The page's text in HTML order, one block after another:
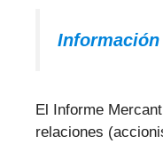
El Informe
relaciones